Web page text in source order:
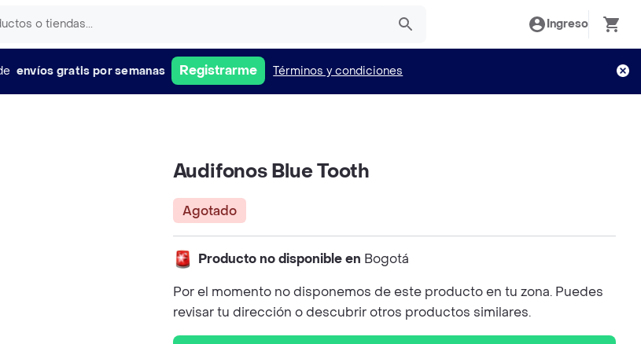
Ingreso
envíos gratis por semanas Registrarme Términos y condiciones
Audifonos Blue Tooth
Agotado
Producto no disponible en Bogotá
Por el momento no disponemos de este producto en tu zona. Puedes
revisar tu dirección o descubrir otros productos similares.